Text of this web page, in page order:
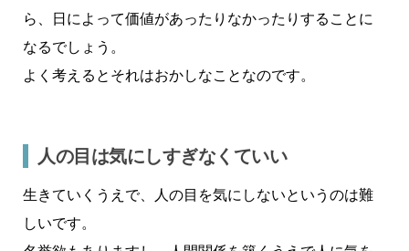
ら、日によって価値があったりなかったりすることに
なるでしょう。
よく考えるとそれはおかしなことなのです。
人の目は気にしすぎなくていい
生きていくうえで、人の目を気にしないというのは難
しいです。